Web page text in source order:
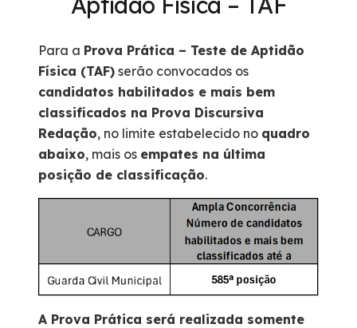
Para a Prova Prática – Teste de Aptidão
Física (TAF) serão convocados os
candidatos habilitados e mais bem
classificados na Prova Discursiva
Redação, no limite estabelecido no quadro
abaixo, mais os empates na última
posição de classificação.
A Prova Prática será realizada somente